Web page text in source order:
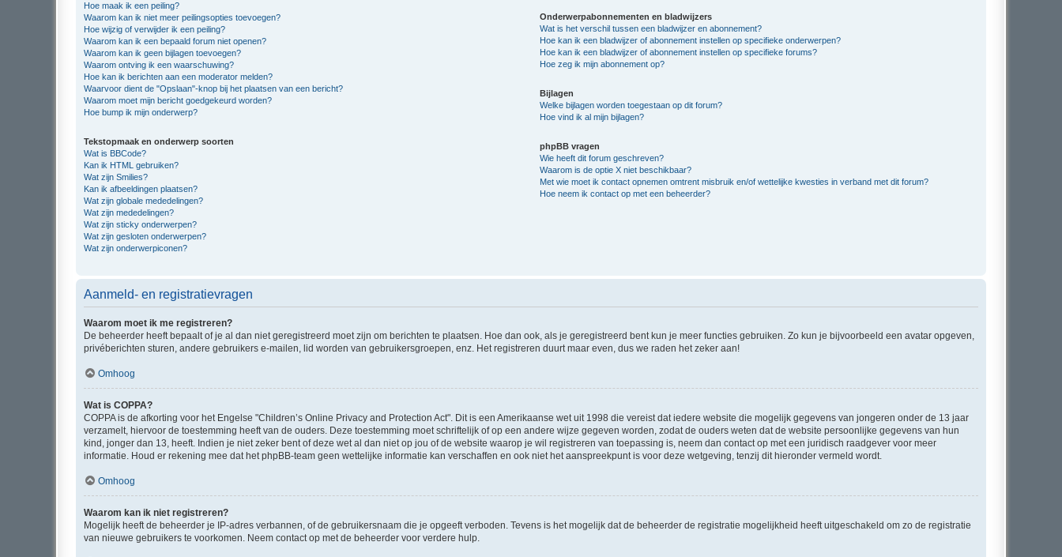
Hoe maak ik een peiling?
Waarom kan ik niet meer peilingsopties toevoegen?
Hoe wijzig of verwijder ik een peiling?
Waarom kan ik een bepaald forum niet openen?
Waarom kan ik geen bijlagen toevoegen?
Waarom ontving ik een waarschuwing?
Hoe kan ik berichten aan een moderator melden?
Waarvoor dient de "Opslaan"-knop bij het plaatsen van een bericht?
Waarom moet mijn bericht goedgekeurd worden?
Hoe bump ik mijn onderwerp?
Tekstopmaak en onderwerp soorten
Wat is BBCode?
Kan ik HTML gebruiken?
Wat zijn Smilies?
Kan ik afbeeldingen plaatsen?
Wat zijn globale mededelingen?
Wat zijn mededelingen?
Wat zijn sticky onderwerpen?
Wat zijn gesloten onderwerpen?
Wat zijn onderwerpiconen?
Onderwerpabonnementen en bladwijzers
Wat is het verschil tussen een bladwijzer en abonnement?
Hoe kan ik een bladwijzer of abonnement instellen op specifieke onderwerpen?
Hoe kan ik een bladwijzer of abonnement instellen op specifieke forums?
Hoe zeg ik mijn abonnement op?
Bijlagen
Welke bijlagen worden toegestaan op dit forum?
Hoe vind ik al mijn bijlagen?
phpBB vragen
Wie heeft dit forum geschreven?
Waarom is de optie X niet beschikbaar?
Met wie moet ik contact opnemen omtrent misbruik en/of wettelijke kwesties in verband met dit forum?
Hoe neem ik contact op met een beheerder?
Aanmeld- en registratievragen
Waarom moet ik me registreren?
De beheerder heeft bepaalt of je al dan niet geregistreerd moet zijn om berichten te plaatsen. Hoe dan ook, als je geregistreerd bent kun je meer functies gebruiken. Zo kun je bijvoorbeeld een avatar opgeven,
privéberichten sturen, andere gebruikers e-mailen, lid worden van gebruikersgroepen, enz. Het registreren duurt maar even, dus we raden het zeker aan!
Omhoog
Wat is COPPA?
COPPA is de afkorting voor het Engelse "Children’s Online Privacy and Protection Act". Dit is een Amerikaanse wet uit 1998 die vereist dat iedere website die mogelijk gegevens van jongeren onder de 13 jaar
verzamelt, hiervoor de toestemming heeft van de ouders. Deze toestemming moet schriftelijk of op een andere wijze gegeven worden, zodat de ouders weten dat de website persoonlijke gegevens van hun
kind, jonger dan 13, heeft. Indien je niet zeker bent of deze wet al dan niet op jou of de website waarop je wil registreren van toepassing is, neem dan contact op met een juridisch raadgever voor meer
informatie. Houd er rekening mee dat het phpBB-team geen wettelijke informatie kan verschaffen en ook niet het aanspreekpunt is voor deze wetgeving, tenzij dit hieronder vermeld wordt.
Omhoog
Waarom kan ik niet registreren?
Mogelijk heeft de beheerder je IP-adres verbannen, of de gebruikersnaam die je opgeeft verboden. Tevens is het mogelijk dat de beheerder de registratie mogelijkheid heeft uitgeschakeld om zo de registratie
van nieuwe gebruikers te voorkomen. Neem contact op met de beheerder voor verdere hulp.